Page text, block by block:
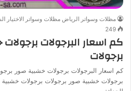
مظلات وسواتر الرياض مظلات وسواتر الاختيار
249
كم اسعار البرجولات
برجولات
كم اسعار البرجولات برجولات خشبية صور
برجولات خشبية صور برجولات برجولات